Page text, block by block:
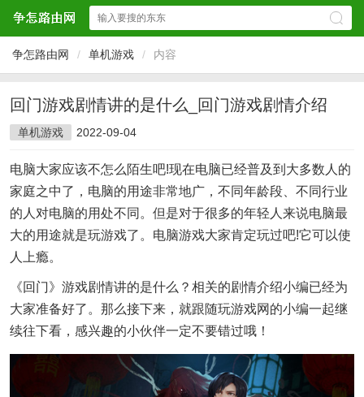
争怎路由网 / 单机游戏 / 内容
回门游戏剧情讲的是什么_回门游戏剧情介绍
单机游戏 2022-09-04
电脑大家应该不怎么陌生吧!现在电脑已经普及到大多数人的
家庭之中了，电脑的用途非常地广，不同年龄段、不同行业
的人对电脑的用处不同。但是对于很多的年轻人来说电脑最
大的用途就是玩游戏了。电脑游戏大家肯定玩过吧!它可以使
人上瘾。
《回门》游戏剧情讲的是什么？相关的剧情介绍小编已经为
大家准备好了。那么接下来，就跟随玩游戏网的小编一起继
续往下看，感兴趣的小伙伴一定不要错过哦！